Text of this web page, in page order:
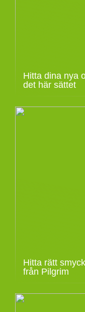
Hitta dina nya
det här sättet
Hitta rätt
från Pilgrim